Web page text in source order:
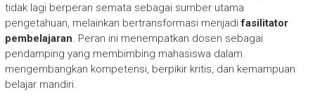
tidak lagi berperan semata sebagai sumber utama
pengetahuan, melainkan bertransformasi menjadifasilitator
pembelajaran. Peran ini menempatkan dosen sebagai
pendamping yang membimbing mahasiswa dalam
mengembangkan kompetensi, berpikir kritis, dan kemampuan
belajar mandiri.